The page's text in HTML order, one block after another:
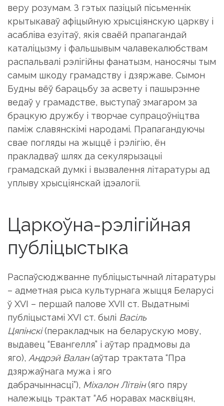
веру розумам. З гэтых пазiцый пiсьменнiк
крытыкаваў афiцыйную хрысцiянскую царкву i
асаблiва езуiтаў, якiя сваёй прапагандай
каталiцызму i фальшывым чалавекалюбствам
распальвалi рэлiгiйны фанатызм, наносячы тым
самым шкоду грамадству i дзяржаве. Сымон
Будны вёў барацьбу за асвету i пашырэнне
ведаў у грамадстве, выступаў змагаром за
брацкую дружбу i творчае супрацоўнiцтва
памiж славянскiмi народамi. Прапагандуючы
свае погляды на жыццё i рэлiгiю, ён
пракладваў шлях да секулярызацыi
грамадскай думкi i вызвалення лiтаратуры ад
уплыву хрысцiянскай iдэалогii.
Царкоўна-рэлiгiйная
публiцыстыка
Распаўсюджванне публiцыстычнай лiтаратуры
– адметная рыса культурнага жыцця Беларусi
ў XVI – першай палове XVII ст. Вы­датнымi
публiцыстамi XVI ст. былi Васiль
Цяпiнскi(перакладчык на беларускую мову,
выдавец “Евангелля” i аўтар прадмовы да
яго), Андрэй Валан(аўтар трактата “Пра
дзяржаўнага мужа i яго
дабрачыннасцi”), МiхалонЛiтвiн(яго пяру
належыць трактат “Аб норавах масквiцян,